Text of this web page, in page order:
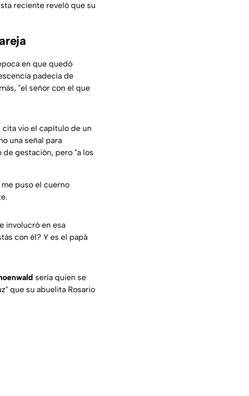
reciente reveló que su
en que quedó
padecía de
"el señor con el que
vio el capítulo de un
una señal para
gestación, pero "a los
puso el cuerno
involucró en esa
con él? Y es el papá
sería quien se
que su abuelita Rosario